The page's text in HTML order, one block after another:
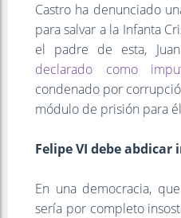
Castro ha denunciado
para salvar a la Infanta
el padre de esta,
declarado como
condenado por
módulo de prisión para
Felipe VI debe
En una democracia,
sería por completo